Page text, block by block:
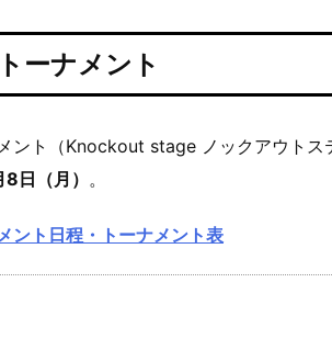
ーナメント
ント（Knockout stage ノックアウトス
8日（月） 。
ント日程・トーナメント表